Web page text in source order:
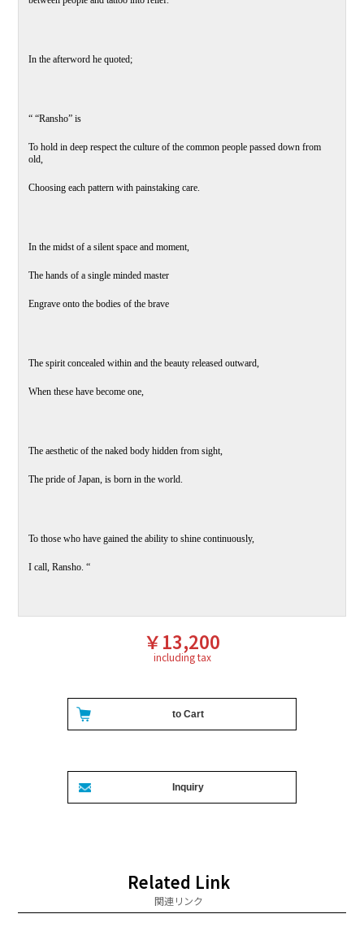
In the afterword he quoted;
“ “Ransho” is
To hold in deep respect the culture of the common people passed down from
old,
Choosing each pattern with painstaking care.
In the midst of a silent space and moment,
The hands of a single minded master
Engrave onto the bodies of the brave
The spirit concealed within and the beauty released outward,
When these have become one,
The aesthetic of the naked body hidden from sight,
The pride of Japan, is born in the world.
To those who have gained the ability to shine continuously,
I call, Ransho. “
￥13,200
including tax
Related Link
関連リンク